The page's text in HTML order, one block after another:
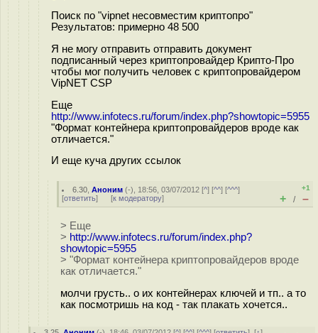
Поиск по "vipnet несовместим криптопро"
Результатов: примерно 48 500
Я не могу отправить отправить документ
подписанный через криптопровайдер Крипто-Про
чтобы мог получить человек с криптопровайдером
VipNET CSP
Еще
http://www.infotecs.ru/forum/index.php?showtopic=5955
"Формат контейнера криптопровайдеров вроде как
отличается."
И еще куча других ссылок
6.30 ,Аноним (-), 18:56, 03/07/2012 [^] [^^] [^^^]
[ответить] [к модератору]
+1
+ / –
> Еще
> http://www.infotecs.ru/forum/index.php?
showtopic=5955
> "Формат контейнера криптопровайдеров вроде
как отличается."
молчи грусть.. о их контейнерах ключей и тп.. а то
как посмотришь на код - так плакать хочется..